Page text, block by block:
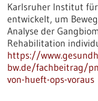
Karlsruher Institut für
entwickelt, um
Analyse der
Rehabilitation
https://
bw.de/fachbeitrag/
von-hueft-ops-voraus